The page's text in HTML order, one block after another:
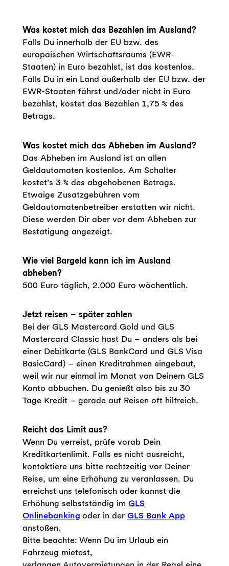
Was kostet mich das Bezahlen im Ausland?
Falls Du innerhalb der EU bzw. des
europäischen Wirtschaftsraums (EWR-
Staaten) in Euro bezahlst, ist das kostenlos.
Falls Du in ein Land außerhalb der EU bzw. der
EWR-Staaten fährst und/oder nicht in Euro
bezahlst, kostet das Bezahlen 1,75 % des
Betrags.
Was kostet mich das Abheben im Ausland?
Das Abheben im Ausland ist an allen
Geldautomaten kostenlos. Am Schalter
kostet’s 3 % des abgehobenen Betrags.
Etwaige Zusatzgebühren vom
Geldautomatenbetreiber erstatten wir nicht.
Diese werden Dir aber vor dem Abheben zur
Bestätigung angezeigt.
Wie viel Bargeld kann ich im Ausland
abheben?
500 Euro täglich, 2.000 Euro wöchentlich.
Jetzt reisen – später zahlen
Bei der GLS Mastercard Gold und GLS
Mastercard Classic hast Du – anders als bei
einer Debitkarte (GLS BankCard und GLS Visa
BasicCard) – einen Kreditrahmen eingebaut,
weil wir nur einmal im Monat von Deinem GLS
Konto abbuchen. Du genießt also bis zu 30
Tage Kredit – gerade auf Reisen oft hilfreich.
Reicht das Limit aus?
Wenn Du verreist, prüfe vorab Dein
Kreditkartenlimit. Falls es nicht ausreicht,
kontaktiere uns bitte rechtzeitig vor Deiner
Reise, um eine Erhöhung zu veranlassen. Du
erreichst uns telefonisch oder kannst die
Erhöhung selbstständig im GLS
Onlinebanking oder in der GLS Bank App
anstoßen.
Bitte beachte: Wenn Du im Urlaub ein
Fahrzeug mietest,